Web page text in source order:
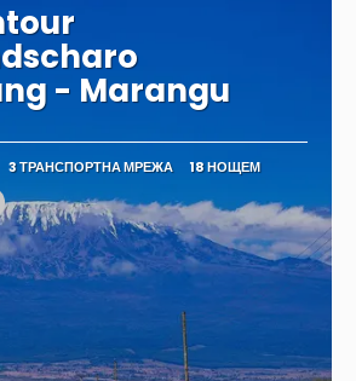
- Marangu
3 ТРАНСПОРТНА МРЕЖА 18 НОЩЕМ